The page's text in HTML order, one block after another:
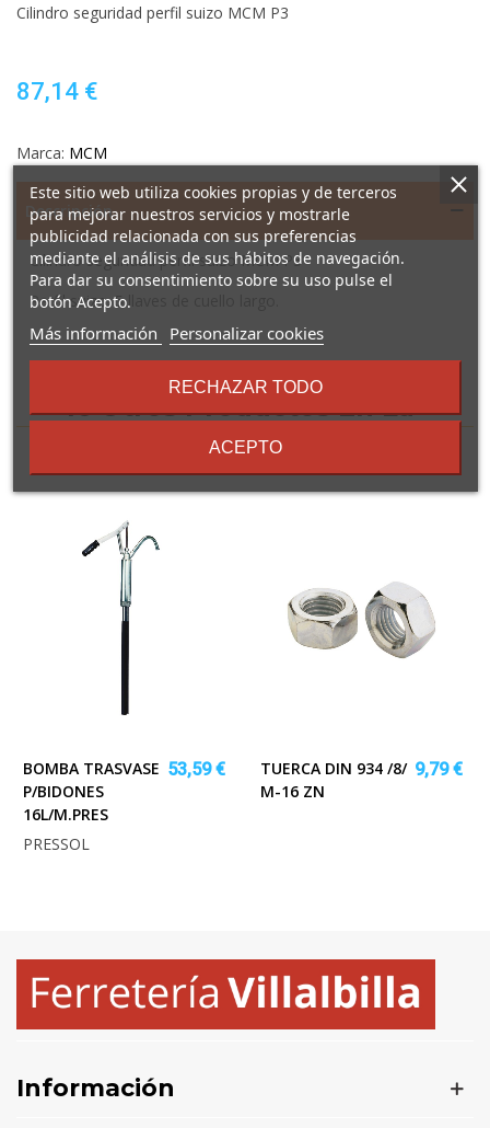
Cilindro seguridad perfil suizo MCM P3
87,14 €
Marca: MCM
Descripción
Cilindro seguridad perfil suizo MCM P3
Perfil suizo. 5 llaves de cuello largo.
16 Otros Productos En La
Misma Categoría:
BOMBA TRASVASE
P/BIDONES
16L/M.PRES
53,59 €
PRESSOL
TUERCA DIN 934 /8/
M-16 ZN
9,79 €
Información
Este sitio web utiliza cookies propias y de terceros
para mejorar nuestros servicios y mostrarle
publicidad relacionada con sus preferencias
mediante el análisis de sus hábitos de navegación.
Para dar su consentimiento sobre su uso pulse el
botón Acepto.
Más información
sobre
términos
condiciones
Personalizar cookies
RECHAZAR TODO
ACEPTO